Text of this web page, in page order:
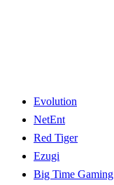
Evolution
NetEnt
Red Tiger
Ezugi
Big Time Gaming